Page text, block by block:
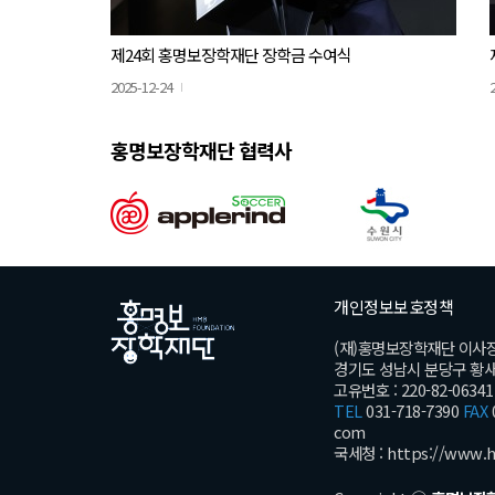
제24회 홍명보장학재단 장학금 수여식
2025-12-24
홍명보장학재단 협력사
개인정보보호정책
(재)홍명보장학재단 이사
경기도 성남시 분당구 황
고유번호 : 220-82-06341
TEL031-718-7390 FAX
com
국세청 : https://